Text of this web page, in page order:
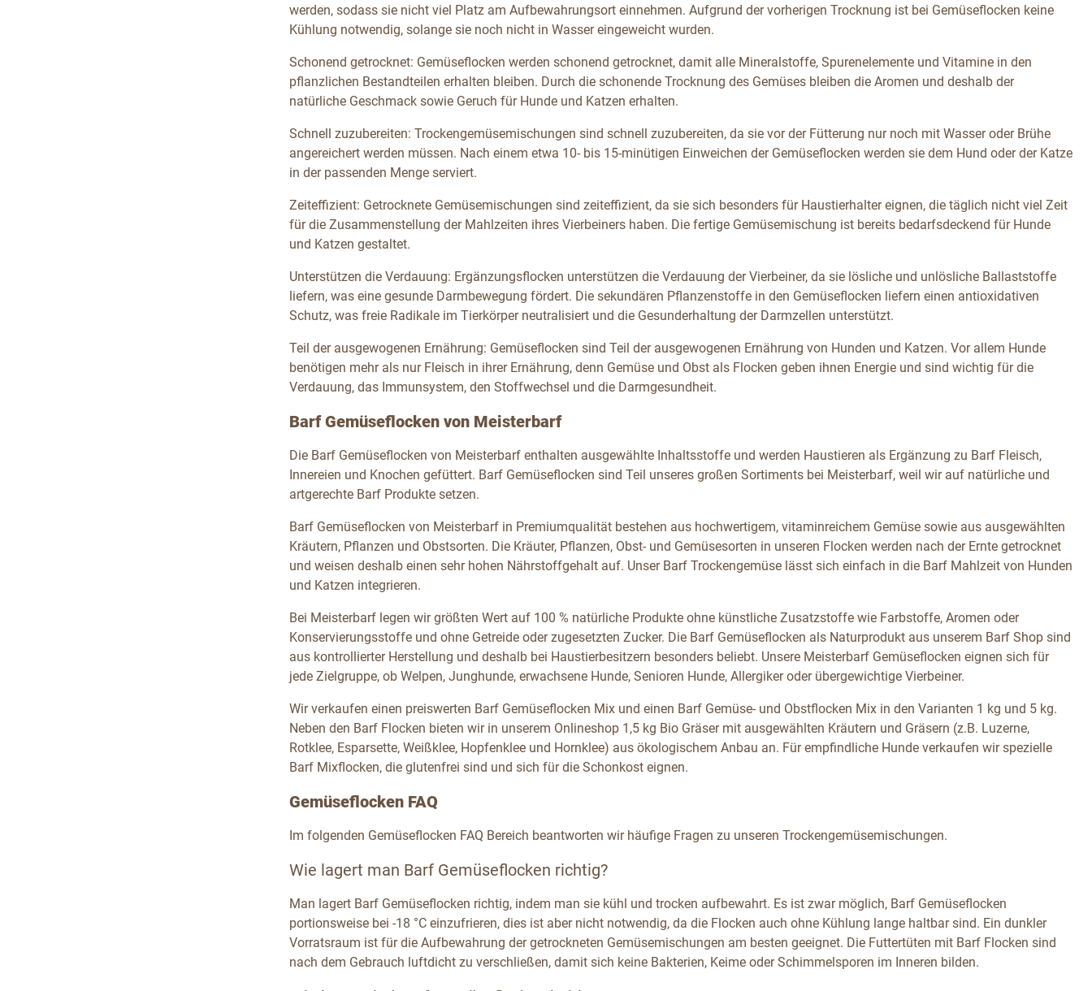
werden, sodass sie nicht viel Platz am Aufbewahrungsort einnehmen. Aufgrund der vorherigen Trocknung ist bei Gemüseflocken keine
Kühlung notwendig, solange sie noch nicht in Wasser eingeweicht wurden.
Schonend getrocknet: Gemüseflocken werden schonend getrocknet, damit alle Mineralstoffe, Spurenelemente und Vitamine in den
pflanzlichen Bestandteilen erhalten bleiben. Durch die schonende Trocknung des Gemüses bleiben die Aromen und deshalb der
natürliche Geschmack sowie Geruch für Hunde und Katzen erhalten.
Schnell zuzubereiten: Trockengemüsemischungen sind schnell zuzubereiten, da sie vor der Fütterung nur noch mit Wasser oder Brühe
angereichert werden müssen. Nach einem etwa 10- bis 15-minütigen Einweichen der Gemüseflocken werden sie dem Hund oder der Katze
in der passenden Menge serviert.
Zeiteffizient: Getrocknete Gemüsemischungen sind zeiteffizient, da sie sich besonders für Haustierhalter eignen, die täglich nicht viel Zeit
für die Zusammenstellung der Mahlzeiten ihres Vierbeiners haben. Die fertige Gemüsemischung ist bereits bedarfsdeckend für Hunde
und Katzen gestaltet.
Unterstützen die Verdauung: Ergänzungsflocken unterstützen die Verdauung der Vierbeiner, da sie lösliche und unlösliche Ballaststoffe
liefern, was eine gesunde Darmbewegung fördert. Die sekundären Pflanzenstoffe in den Gemüseflocken liefern einen antioxidativen
Schutz, was freie Radikale im Tierkörper neutralisiert und die Gesunderhaltung der Darmzellen unterstützt.
Teil der ausgewogenen Ernährung: Gemüseflocken sind Teil der ausgewogenen Ernährung von Hunden und Katzen. Vor allem Hunde
benötigen mehr als nur Fleisch in ihrer Ernährung, denn Gemüse und Obst als Flocken geben ihnen Energie und sind wichtig für die
Verdauung, das Immunsystem, den Stoffwechsel und die Darmgesundheit.
Barf Gemüseflocken von Meisterbarf
Die Barf Gemüseflocken von Meisterbarf enthalten ausgewählte Inhaltsstoffe und werden Haustieren als Ergänzung zu Barf Fleisch,
Innereien und Knochen gefüttert. Barf Gemüseflocken sind Teil unseres großen Sortiments bei Meisterbarf, weil wir auf natürliche und
artgerechte Barf Produkte setzen.
Barf Gemüseflocken von Meisterbarf in Premiumqualität bestehen aus hochwertigem, vitaminreichem Gemüse sowie aus ausgewählten
Kräutern, Pflanzen und Obstsorten. Die Kräuter, Pflanzen, Obst- und Gemüsesorten in unseren Flocken werden nach der Ernte getrocknet
und weisen deshalb einen sehr hohen Nährstoffgehalt auf. Unser Barf Trockengemüse lässt sich einfach in die Barf Mahlzeit von Hunden
und Katzen integrieren.
Bei Meisterbarf legen wir größten Wert auf 100 % natürliche Produkte ohne künstliche Zusatzstoffe wie Farbstoffe, Aromen oder
Konservierungsstoffe und ohne Getreide oder zugesetzten Zucker. Die Barf Gemüseflocken als Naturprodukt aus unserem Barf Shop sind
aus kontrollierter Herstellung und deshalb bei Haustierbesitzern besonders beliebt. Unsere Meisterbarf Gemüseflocken eignen sich für
jede Zielgruppe, ob Welpen, Junghunde, erwachsene Hunde, Senioren Hunde, Allergiker oder übergewichtige Vierbeiner.
Wir verkaufen einen preiswerten Barf Gemüseflocken Mix und einen Barf Gemüse- und Obstflocken Mix in den Varianten 1 kg und 5 kg.
Neben den Barf Flocken bieten wir in unserem Onlineshop 1,5 kg Bio Gräser mit ausgewählten Kräutern und Gräsern (z.B. Luzerne,
Rotklee, Esparsette, Weißklee, Hopfenklee und Hornklee) aus ökologischem Anbau an. Für empfindliche Hunde verkaufen wir spezielle
Barf Mixflocken, die glutenfrei sind und sich für die Schonkost eignen.
Gemüseflocken FAQ
Im folgenden Gemüseflocken FAQ Bereich beantworten wir häufige Fragen zu unseren Trockengemüsemischungen.
Wie lagert man Barf Gemüseflocken richtig?
Man lagert Barf Gemüseflocken richtig, indem man sie kühl und trocken aufbewahrt. Es ist zwar möglich, Barf Gemüseflocken
portionsweise bei -18 °C einzufrieren, dies ist aber nicht notwendig, da die Flocken auch ohne Kühlung lange haltbar sind. Ein dunkler
Vorratsraum ist für die Aufbewahrung der getrockneten Gemüsemischungen am besten geeignet. Die Futtertüten mit Barf Flocken sind
nach dem Gebrauch luftdicht zu verschließen, damit sich keine Bakterien, Keime oder Schimmelsporen im Inneren bilden.